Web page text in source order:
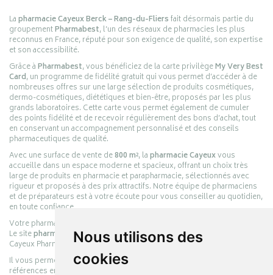
Nous utilisons des
cookies
Lapharmacie Cayeux Berck – Rang-du-Fliersfait désormais partie du
groupementPharmabest, l’un des réseaux de pharmacies les plus
reconnus en France, réputé pour son exigence de qualité, son expertise
et son accessibilité.
Grâce àPharmabest, vous bénéficiez de la carte privilègeMy Very Best
Card, un programme de fidélité gratuit qui vous permet d’accéder à de
nombreuses offres sur une large sélection de produits cosmétiques,
dermo-cosmétiques, diététiques et bien-être, proposés par les plus
grands laboratoires. Cette carte vous permet également de cumuler
des points fidélité et de recevoir régulièrement des bons d’achat, tout
en conservant un accompagnement personnalisé et des conseils
pharmaceutiques de qualité.
Avec une surface de vente de800 m², lapharmacie Cayeuxvous
accueille dans un espace moderne et spacieux, offrant un choix très
large de produits en pharmacie et parapharmacie, sélectionnés avec
rigueur et proposés à des prix attractifs. Notre équipe de pharmaciens
et de préparateurs est à votre écoute pour vous conseiller au quotidien,
en toute confiance.
Votre pharmacie en ligne :
Le sitepharmacie-cayeux.frest le prolongement digital de la pharmacie
Cayeux Pharmabest Berck-sur-Mer – Rang-du-Fliers.
Il vous permet de réaliser vos achats en ligne parmi des milliers de
références en :